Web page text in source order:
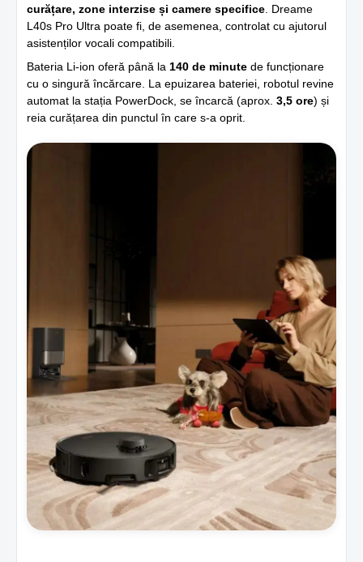
curățare, zone interzise și camere specifice . Dreame
L40s Pro Ultra poate fi, de asemenea, controlat cu ajutorul
asistenților vocali compatibili.
Bateria Li-ion oferă până la 140 de minute de funcționare
cu o singură încărcare. La epuizarea bateriei, robotul revine
automat la stația PowerDock, se încarcă (aprox. 3,5 ore) și
reia curățarea din punctul în care s-a oprit.